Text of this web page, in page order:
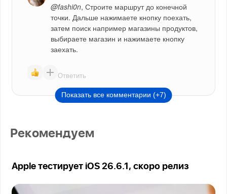
@fashi0n, Строите маршрут до конечной
точки. Дальше нажимаете кнопку поехать,
затем поиск например магазины продуктов,
выбираете магазин и нажимаете кнопку
заехать.
Ответить
Показать все комментарии (+7)
Рекомендуем
Apple тестирует iOS 26.6.1, скоро релиз